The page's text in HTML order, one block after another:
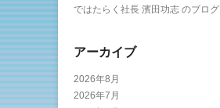
ではたらく社長 濱田功志 のブログ
アーカイブ
2026年8月
2026年7月